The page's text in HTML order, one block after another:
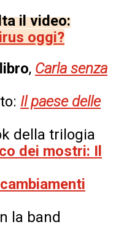
il video:
oggi?
, Carla senza
Il paese delle
della trilogia
dei mostri: Il
la band